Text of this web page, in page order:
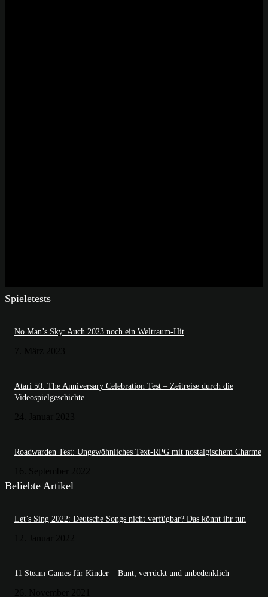
Spieletests
No Man’s Sky: Auch 2023 noch ein Weltraum-Hit
Atari 50: The Anniversary Celebration Test – Zeitreise durch die
Videospielgeschichte
Roadwarden Test: Ungewöhnliches Text-RPG mit nostalgischem Charme
Beliebte Artikel
Let’s Sing 2022: Deutsche Songs nicht verfügbar? Das könnt ihr tun
11 Steam Games für Kinder – Bunt, verrückt und unbedenklich